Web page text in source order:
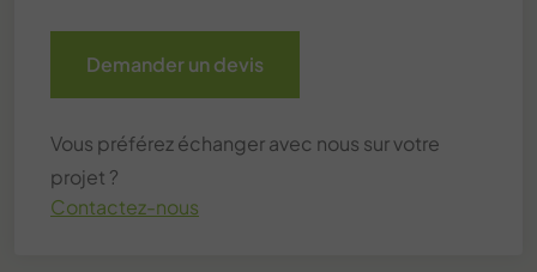
Demander un devis
Vous préférez échanger avec nous sur votre
projet ?
Contactez-nous